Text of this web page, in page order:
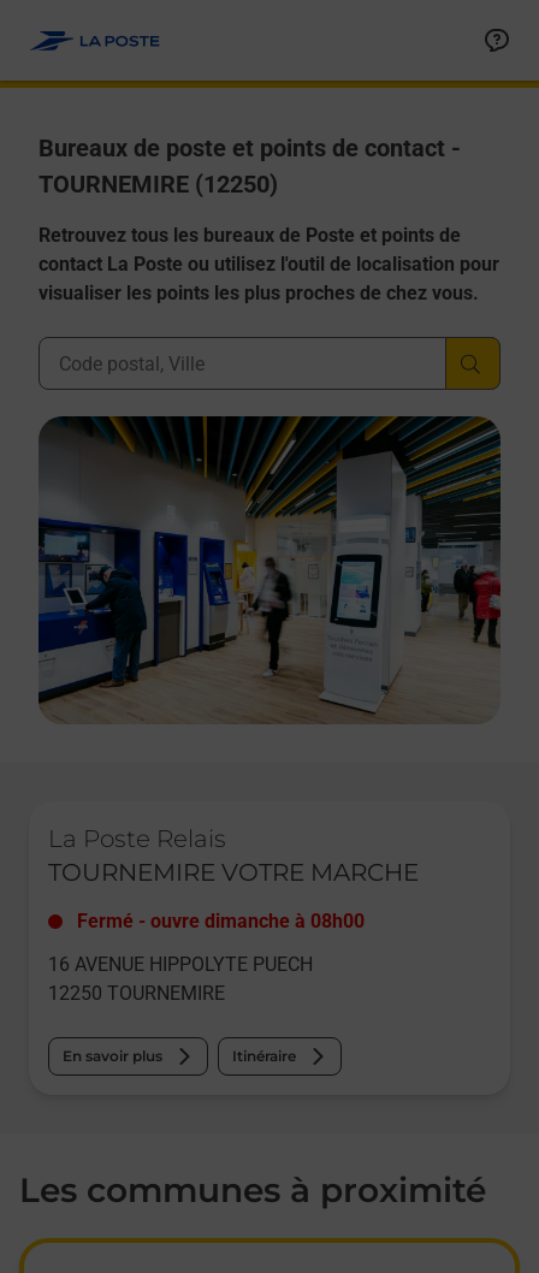
Bureaux de poste et points de contact -
TOURNEMIRE (12250)
Retrouvez tous les bureaux de Poste et points de
contact La Poste ou utilisez l'outil de localisation pour
visualiser les points les plus proches de chez vous.
Ville, Département, Code Postal
La Poste Relais
TOURNEMIRE VOTRE MARCHE
Fermé - ouvre dimanche à 08h00
16 AVENUE HIPPOLYTE PUECH
12250 TOURNEMIRE
En savoir plus Itinéraire
Les communes à proximité